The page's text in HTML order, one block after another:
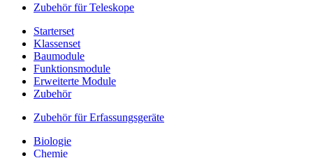
Zubehör für Teleskope
Starterset
Klassenset
Baumodule
Funktionsmodule
Erweiterte Module
Zubehör
Zubehör für Erfassungsgeräte
Biologie
Chemie